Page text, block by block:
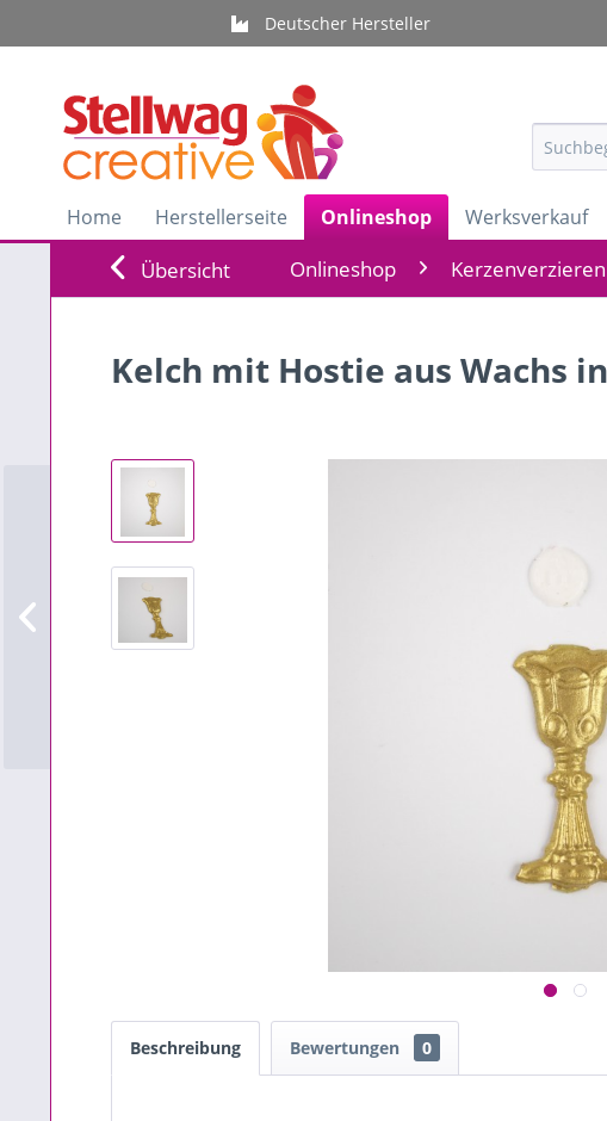
Deutscher Hersteller
Home Herstellerseite Onlineshop Werksverkauf
Übersicht Onlineshop Kerzenverzieren
Kelch mit Hostie aus Wachs
Beschreibung Bewertungen 0